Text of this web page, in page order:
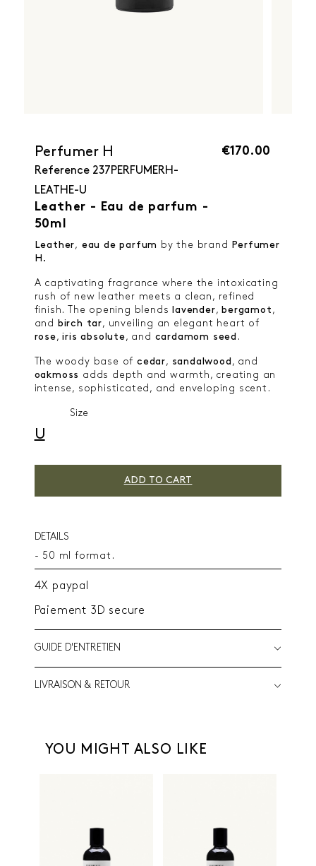
Perfumer H
Reference 237PERFUMERH-
LEATHE-U
Leather - Eau de parfum -
50ml
€170.00
Leather, eau de parfum by the brand Perfumer
H.
A captivating fragrance where the intoxicating
rush of new leather meets a clean, refined
finish. The opening blends
lavender, bergamot ,
and birch tar, unveiling an elegant heart of
rose,iris absolute, and cardamom seed .
The woody base of cedar, sandalwood , and
oakmoss adds depth and warmth, creating an
intense, sophisticated, and enveloping scent.
Size
U
ADD TO CART
DETAILS
- 50 ml format.
4X paypal
Paiement 3D secure
GUIDE D'ENTRETIEN
LIVRAISON & RETOUR
YOU MIGHT ALSO LIKE